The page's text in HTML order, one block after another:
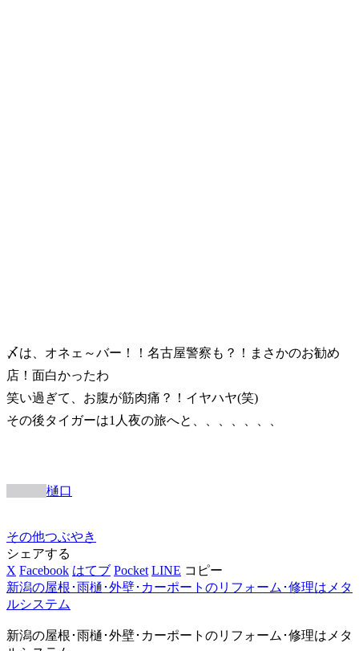
〆は、オネェ～バー！！名古屋警察も？！まさかのお勧め
店！面白かったわ
笑い過ぎて、お腹が筋肉痛？！イヤハヤ(笑)
その後タイガーは1人夜の旅へと、、、、、、、
樋口
その他つぶやき
シェアする
X Facebook はてブ Pocket LINE コピー
新潟の屋根･雨樋･外壁･カーポートのリフォーム･修理はメタ
ルシステム
新潟の屋根･雨樋･外壁･カーポートのリフォーム･修理はメタ